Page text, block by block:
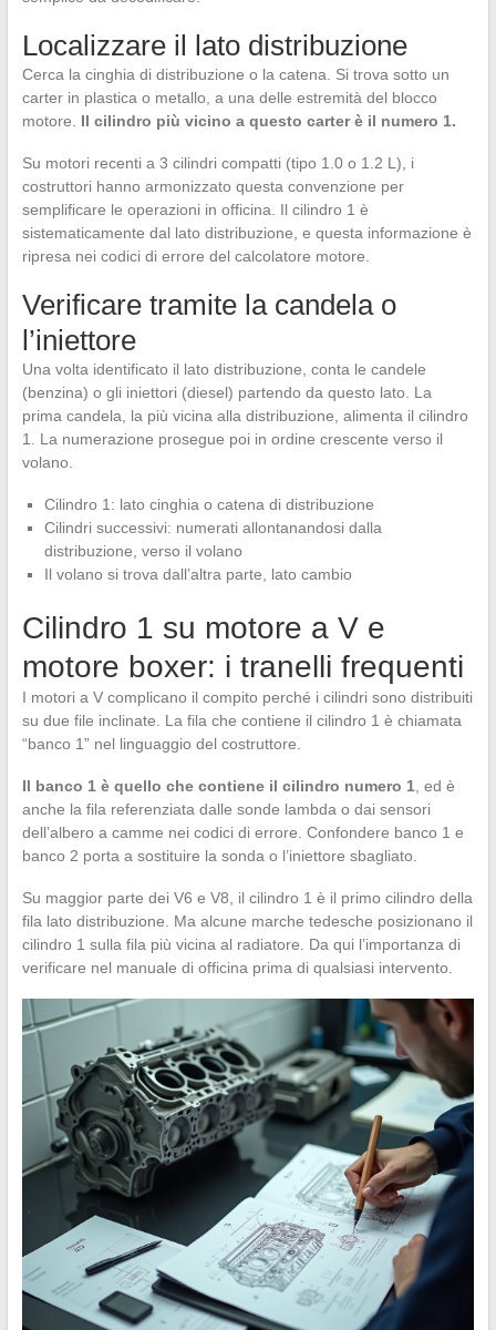
Localizzare il lato distribuzione
Cerca la cinghia di distribuzione o la catena. Si trova sotto un
carter in plastica o metallo, a una delle estremità del blocco
motore. Il cilindro più vicino a questo carter è il numero 1.
Su motori recenti a 3 cilindri compatti (tipo 1.0 o 1.2 L), i
costruttori hanno armonizzato questa convenzione per
semplificare le operazioni in officina. Il cilindro 1 è
sistematicamente dal lato distribuzione, e questa informazione è
ripresa nei codici di errore del calcolatore motore.
Verificare tramite la candela o
l’iniettore
Una volta identificato il lato distribuzione, conta le candele
(benzina) o gli iniettori (diesel) partendo da questo lato. La
prima candela, la più vicina alla distribuzione, alimenta il cilindro
1. La numerazione prosegue poi in ordine crescente verso il
volano.
Cilindro 1: lato cinghia o catena di distribuzione
Cilindri successivi: numerati allontanandosi dalla
distribuzione, verso il volano
Il volano si trova dall’altra parte, lato cambio
Cilindro 1 su motore a V e
motore boxer: i tranelli frequenti
I motori a V complicano il compito perché i cilindri sono distribuiti
su due file inclinate. La fila che contiene il cilindro 1 è chiamata
“banco 1” nel linguaggio del costruttore.
Il banco 1 è quello che contiene il cilindro numero 1 , ed è
anche la fila referenziata dalle sonde lambda o dai sensori
dell’albero a camme nei codici di errore. Confondere banco 1 e
banco 2 porta a sostituire la sonda o l’iniettore sbagliato.
Su maggior parte dei V6 e V8, il cilindro 1 è il primo cilindro della
fila lato distribuzione. Ma alcune marche tedesche posizionano il
cilindro 1 sulla fila più vicina al radiatore. Da qui l’importanza di
verificare nel manuale di officina prima di qualsiasi intervento.